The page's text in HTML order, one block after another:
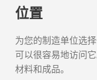
位置
为您的制造单位选
可以很容易地访问
材料和成品。